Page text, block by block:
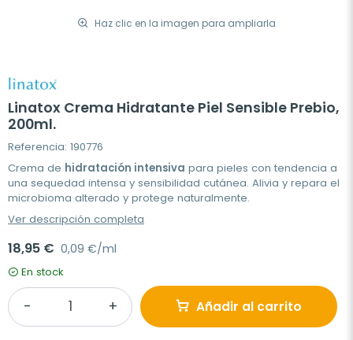
Haz clic en la imagen para ampliarla
Linatox Crema Hidratante Piel Sensible Prebio,
200ml.
Referencia: 190776
Crema de hidratación intensiva para pieles con tendencia a
una sequedad intensa y sensibilidad cutánea. Alivia y repara el
microbioma alterado y protege naturalmente.
Ver descripción completa
18,95 € 0,09 €/ml
En stock
Añadir al carrito